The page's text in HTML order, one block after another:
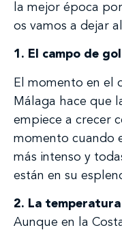
la mejor época
os vamos a dejar
1. El campo de
El momento en el
Málaga hace que
empiece a crecer
momento cuando
más intenso y
están en su
2. La temperatura
Aunque en la